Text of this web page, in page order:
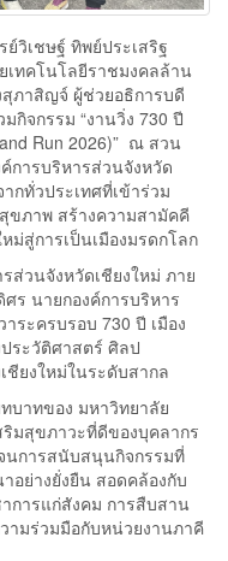
วิเชษฐ์ ทิพย์ประเสริฐ
เทคโนโลยีราชมงคลล้าน
ภาสิญจ์ ผู้ช่วยอธิการบดี
กิจกรรม “งานวิ่ง 730 ปี
Run 2026)” ณ สวน
ค์การบริหารส่วนจังหวัด
กทั่วประเทศที่เข้าร่วม
ขภาพ สร้างความสามัคคี
ม่สู่การเป็นเมืองมรดกโลก
ส่วนจังหวัดเชียงใหม่ ภาย
ร นายกองค์การบริหาร
ระครบรอบ 730 ปี เมือง
ระวัติศาสตร์ ศิลป
ยงใหม่ในระดับสากล
บาทของ มหาวิทยาลัย
มสุขภาวะที่ดีของบุคลากร
การสนับสนุนกิจกรรมที่
อย่างยั่งยืน สอดคล้องกับ
การแก่สังคม การสืบสาน
ามร่วมมือกับหน่วยงานภาคี